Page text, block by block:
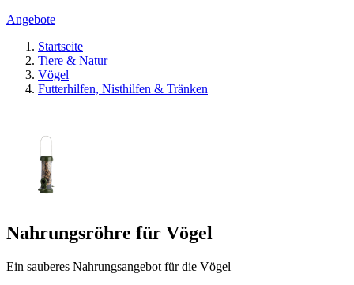
Angebote
Startseite
Tiere & Natur
Vögel
Futterhilfen, Nisthilfen & Tränken
Nahrungsröhre für Vögel
Ein sauberes Nahrungsangebot für die Vögel